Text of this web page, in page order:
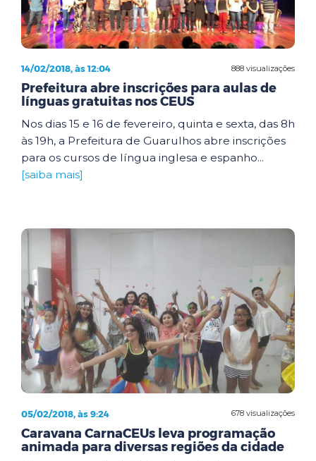
888 visualizações
14/02/2018, às 12:04
Prefeitura abre inscrições para aulas de
línguas gratuitas nos CEUS
Nos dias 15 e 16 de fevereiro, quinta e sexta, das 8h
às 19h, a Prefeitura de Guarulhos abre inscrições
para os cursos de língua inglesa e espanho...
[saiba mais]
678 visualizações
05/02/2018, às 9:24
Caravana CarnaCEUs leva programação
animada para diversas regiões da cidade